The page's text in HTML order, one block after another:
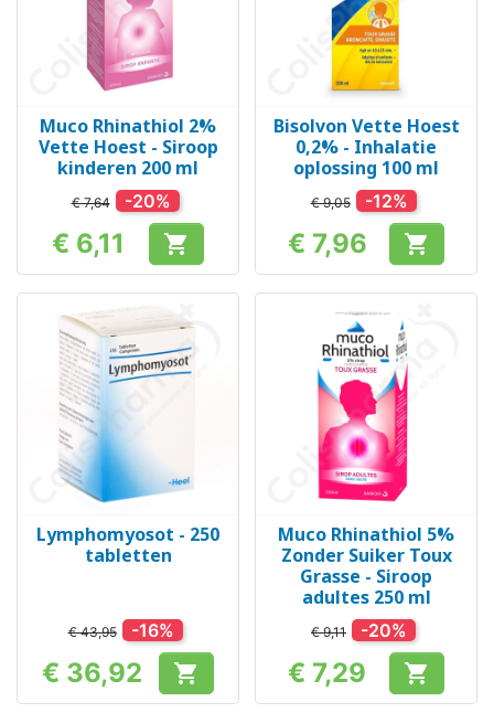
Muco Rhinathiol 2%
Vette Hoest - Siroop
kinderen 200 ml
€ 7,64 -20%
Prijs
€ 6,11 
Bisolvon Vette Hoest
0,2% - Inhalatie
oplossing 100 ml
€ 9,05 -12%
Prijs
€ 7,96 
Lymphomyosot - 250
tabletten
€ 43,95 -16%
Prijs
€ 36,92 
Muco Rhinathiol 5%
Zonder Suiker Toux
Grasse - Siroop
adultes 250 ml
€ 9,11 -20%
Prijs
€ 7,29 